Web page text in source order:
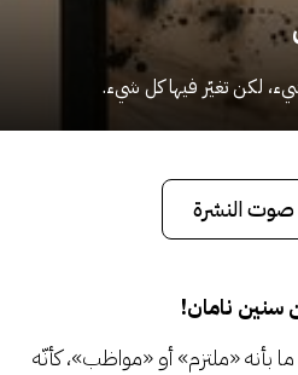
لكن تغيّر فيها كل شيء.
صوت النشرة
«ملتزم» أو «مواظب»، كأنّه